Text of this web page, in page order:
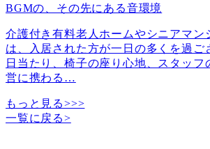
BGMの、その先にある音環境
介護付き有料老人ホームやシニアマン
は、入居された方が一日の多くを過ご
日当たり、椅子の座り心地、スタッフ
営に携わる …
もっと見る>>>
一覧に戻る>